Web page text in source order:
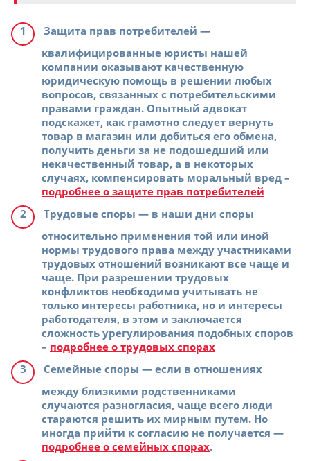
Защита прав потребителей —
квалифицированные юристы нашей
компании оказывают качественную
юридическую помощь в решении любых
вопросов, связанных с потребительскими
правами граждан. Опытный адвокат
подскажет, как грамотно следует вернуть
товар в магазин или добиться его обмена,
получить деньги за не подошедший или
некачественный товар, а в некоторых
случаях, компенсировать моральный вред –
подробнее о защите прав потребителей
Трудовые споры — в наши дни споры
относительно применения той или иной
нормы трудового права между участниками
трудовых отношений возникают все чаще и
чаще. При разрешении трудовых
конфликтов необходимо учитывать не
только интересы работника, но и интересы
работодателя, в этом и заключается
сложность урегулирования подобных споров
– подробнее о трудовых спорах
Семейные споры — если в отношениях
между близкими родственниками
случаются разногласия, чаще всего люди
стараются решить их мирным путем. Но
иногда прийти к согласию не получается —
подробнее о семейных спорах.